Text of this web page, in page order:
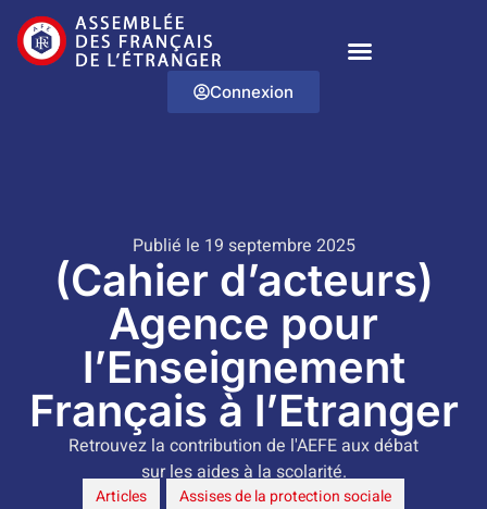
Connexion
Publié le 19 septembre 2025
(Cahier d’acteurs)
Agence pour
l’Enseignement
Français à l’Etranger
Retrouvez la contribution de l'AEFE aux débat
sur les aides à la scolarité.
Articles Assises de la protection sociale